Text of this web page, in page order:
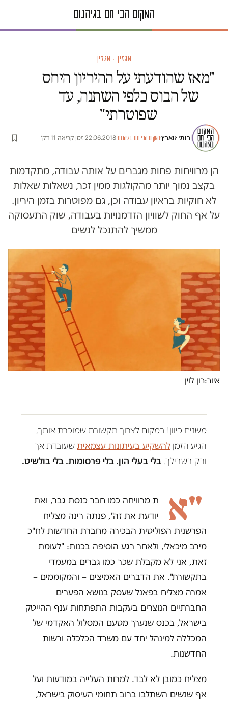
מגזין · מגזין
"מאז שהודעתי על ההיריון היחס
של הבוס כלפי השתנה, עד
שפוטרתי"
רותי זוארץ·המקום הכי חם בגיהנום·
22.06.2018
·זמן קריאה 11 דק׳
הן מרוויחות פחות מגברים על אותה עבודה, מתקדמות
בקצב נמוך יותר מהקולגות ממין זכר, נשאלות שאלות
לא חוקיות בראיון עבודה וכן, גם מפוטרות בזמן היריון.
על אף החוק לשוויון הזדמנויות בעבודה, שוק התעסוקה
ממשיך להתנכל לנשים
איור:רון לוין
משנים כיוון! במקום לצרוך תקשורת שמוכרת אותך,
הגיע הזמן להשקיע בעיתונות עצמאיתשעובדת אך
ורק בשבילך. בלי בעלי הון. בלי פרסומות. בלי בולשיט.
"א
ת מרוויחה כמו חבר כנסת גבר, ואת
יודעת את זה", פנתה רינה מצליח
הפרשנית הפוליטית הבכירה מחברת החדשות לח"כ
מירב מיכאלי, ולאחר רגע הוסיפה בכנות: "לעומת
זאת, אני לא מקבלת שכר כמו גברים במעמדי
בתקשורת". את הדברים האמיצים – והמקוממים –
אמרה מצליח בפאנל שעסק בנושא הפערים
החברתיים הנוצרים בעקבות התפתחות ענף ההייטק
בישראל, בכנס שנערך מטעם המסלול האקדמי של
המכללה למינהל יחד עם משרד הכלכלה ורשות
החדשנות.
מצליח כמובן לא לבד. למרות העלייה במודעות ועל
אף שנשים השתלבו ברוב תחומי העיסוק בישראל,